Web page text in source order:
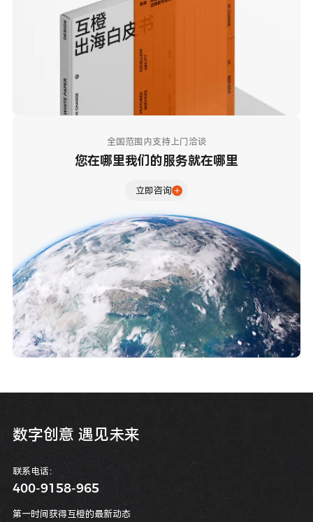
全国范围内支持上门洽谈
您在哪里我们的服务就在哪里
立即咨询
数字创意 遇见未来
联系电话：
400-9158-965
第一时间获得互橙的最新动态